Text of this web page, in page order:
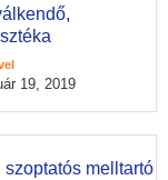
19, 2019
melltartó